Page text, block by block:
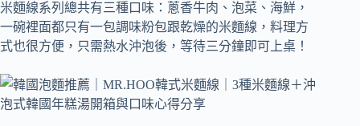
米麵線系列總共有三種口味：蔥香牛肉、泡菜、海鮮，
一碗裡面都只有一包調味粉包跟乾燥的米麵線，料理方
式也很方便，只需熱水沖泡後，等待三分鐘即可上桌！